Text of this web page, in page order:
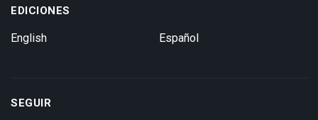
EDICIONES
English Español
SEGUIR